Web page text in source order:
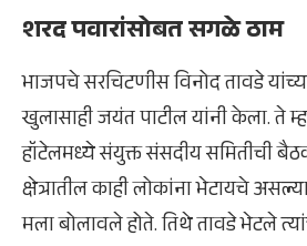
शरद पवारांसोबत सगळे ठाम
भाजपचे सरचिटणीस विनोद तावडे
खुलासाही जयंत पाटील यांनी केला. ते
हॉटेलमध्ये संयुक्त संसदीय समितीची
क्षेत्रातील काही लोकांना भेटायचे
मला बोलावले होते. तिथे तावडे भेटले